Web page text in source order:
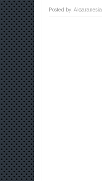
Posted by: Aksaranesia